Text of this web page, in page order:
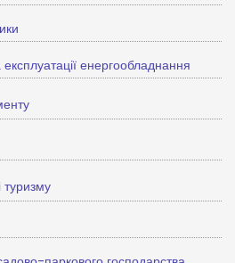
експлуатації енергообладнання
туризму